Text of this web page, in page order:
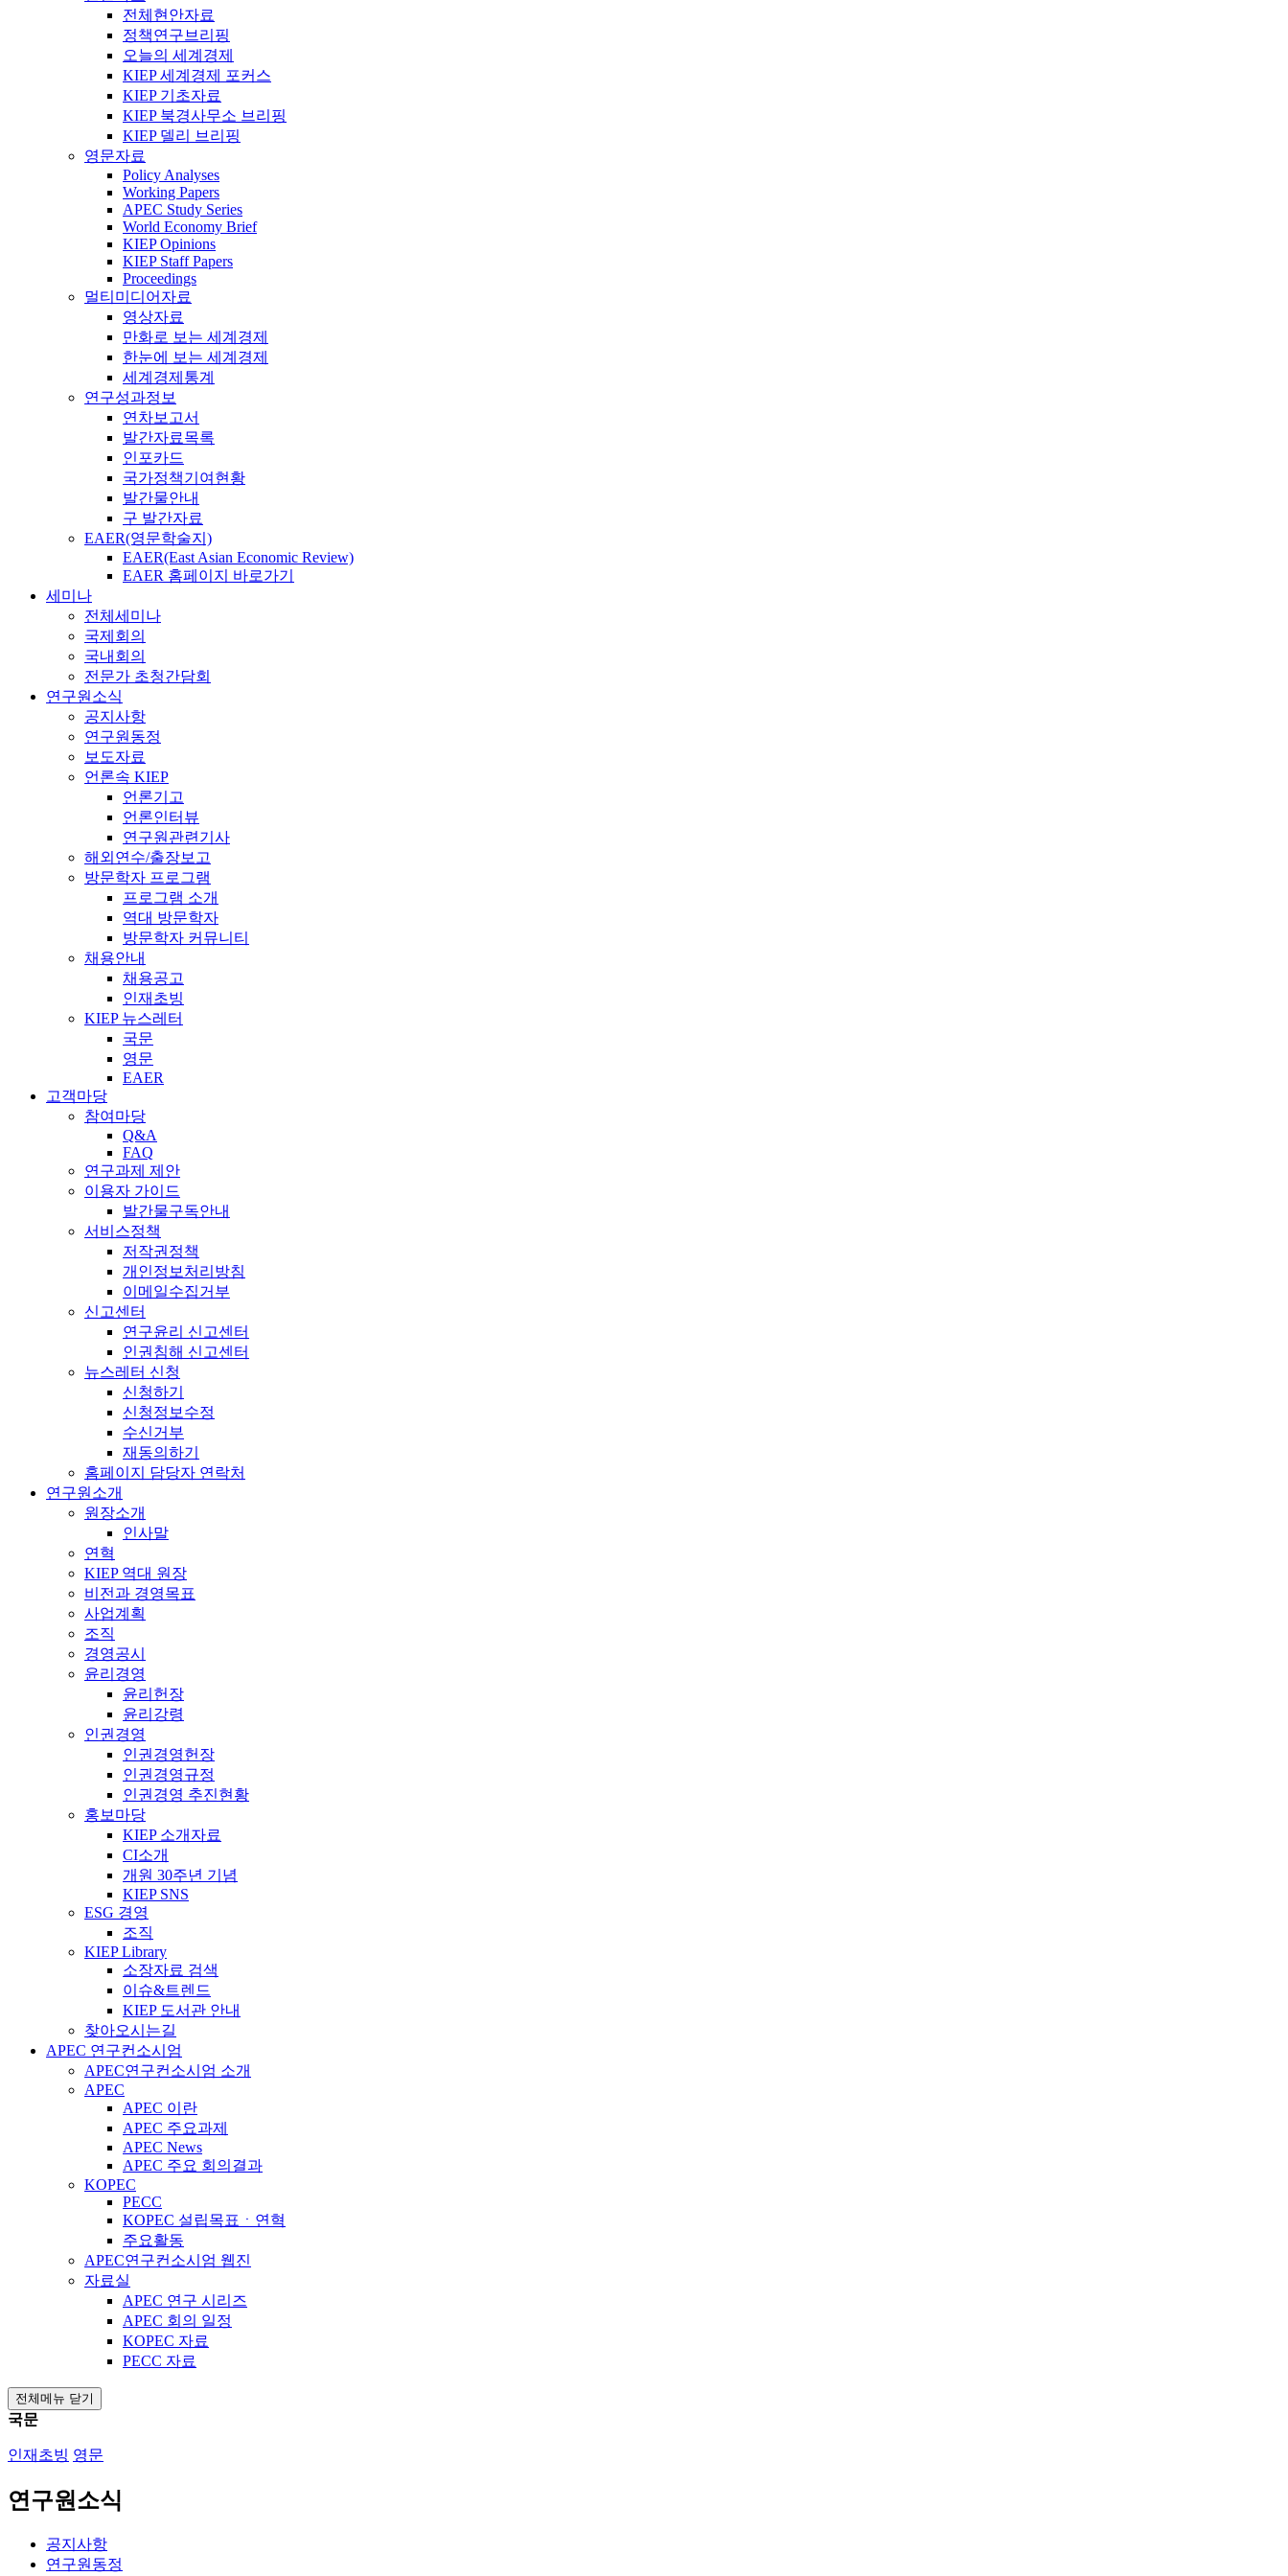
전체현안자료
정책연구브리핑
오늘의 세계경제
KIEP 세계경제 포커스
KIEP 기초자료
KIEP 북경사무소 브리핑
KIEP 델리 브리핑
영문자료
Policy Analyses
Working Papers
APEC Study Series
World Economy Brief
KIEP Opinions
KIEP Staff Papers
Proceedings
멀티미디어자료
영상자료
만화로 보는 세계경제
한눈에 보는 세계경제
세계경제통계
연구성과정보
연차보고서
발간자료목록
인포카드
국가정책기여현황
발간물안내
구 발간자료
EAER(영문학술지)
EAER(East Asian Economic Review)
EAER 홈페이지 바로가기
세미나
전체세미나
국제회의
국내회의
전문가 초청간담회
연구원소식
공지사항
연구원동정
보도자료
언론속 KIEP
언론기고
언론인터뷰
연구원관련기사
해외연수/출장보고
방문학자 프로그램
프로그램 소개
역대 방문학자
방문학자 커뮤니티
채용안내
채용공고
인재초빙
KIEP 뉴스레터
국문
영문
EAER
고객마당
참여마당
Q&A
FAQ
연구과제 제안
이용자 가이드
발간물구독안내
서비스정책
저작권정책
개인정보처리방침
이메일수집거부
신고센터
연구윤리 신고센터
인권침해 신고센터
뉴스레터 신청
신청하기
신청정보수정
수신거부
재동의하기
홈페이지 담당자 연락처
연구원소개
원장소개
인사말
연혁
KIEP 역대 원장
비전과 경영목표
사업계획
조직
경영공시
윤리경영
윤리헌장
윤리강령
인권경영
인권경영헌장
인권경영규정
인권경영 추진현황
홍보마당
KIEP 소개자료
CI소개
개원 30주년 기념
KIEP SNS
ESG 경영
조직
KIEP Library
소장자료 검색
이슈&트렌드
KIEP 도서관 안내
찾아오시는길
APEC 연구컨소시엄
APEC연구컨소시엄 소개
APEC
APEC 이란
APEC 주요과제
APEC News
APEC 주요 회의결과
KOPEC
PECC
KOPEC 설립목표ㆍ연혁
주요활동
APEC연구컨소시엄 웹진
자료실
APEC 연구 시리즈
APEC 회의 일정
KOPEC 자료
PECC 자료
전체메뉴 닫기
국문
인재초빙 영문
연구원소식
공지사항
연구원동정